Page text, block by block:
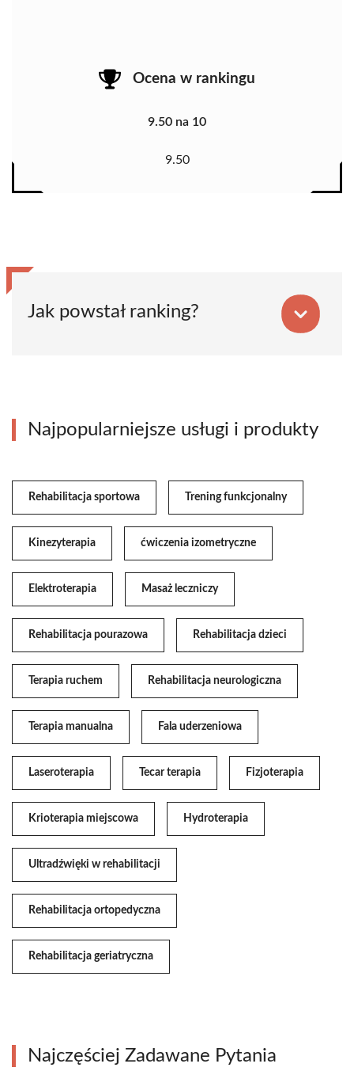
Ocena w rankingu
9.50 na 10
9.50
Jak powstał ranking?
Najpopularniejsze usługi i produkty
Rehabilitacja sportowa Trening funkcjonalny
Kinezyterapia ćwiczenia izometryczne
Elektroterapia Masaż leczniczy
Rehabilitacja pourazowa Rehabilitacja dzieci
Terapia ruchem Rehabilitacja neurologiczna
Terapia manualna Fala uderzeniowa
Laseroterapia Tecar terapia Fizjoterapia
Krioterapia miejscowa Hydroterapia
Ultradźwięki w rehabilitacji
Rehabilitacja ortopedyczna
Rehabilitacja geriatryczna
Najczęściej Zadawane Pytania